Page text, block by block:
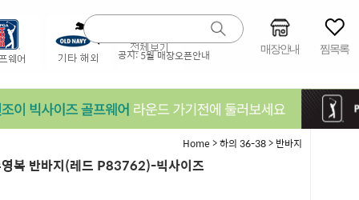
공지:5월 매장오픈안내 매장안내 찜목록
Home>하의 36-38> 반바지
복 반바지(레드 P83762)-빅사이즈